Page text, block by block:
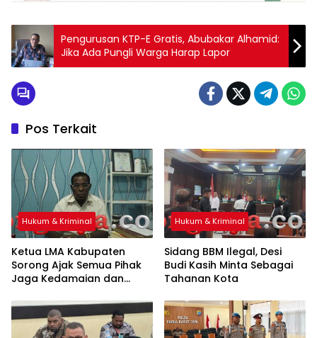
Pengurusan KTP-E Gratis, Abubakar Alhamid:
Jika Ada Pungli Warga Harap Lapor
Pos Terkait
Hukum & Kriminal
Ketua LMA Kabupaten
Sorong Ajak Semua Pihak
Jaga Kedamaian dan
Hukum & Kriminal
Sidang BBM Ilegal, Desi
Budi Kasih Minta Sebagai
Tahanan Kota